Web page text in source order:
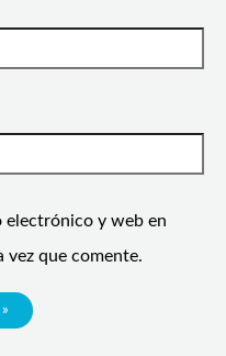
electrónico y web en
vez que comente.